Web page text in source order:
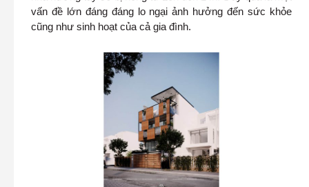
vấn đề lớn đáng đáng lo ngại ảnh hưởng đến sức khỏe
cũng như sinh hoạt của cả gia đình.